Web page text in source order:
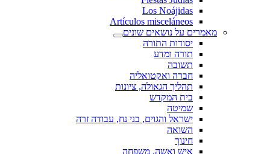
Los Noájidas
Artículos misceláneos
מאמרים על נושאים שונים
יסודות התורה
תורה ומדע
תשובה
חברה ואקטואליה
תהליך הגאולה, ציונות
בית המקדש
שמיטה
ישראל והגוים, בני נח, עבודה זרה
השואה
חינוך
איש ואשה, משפחה